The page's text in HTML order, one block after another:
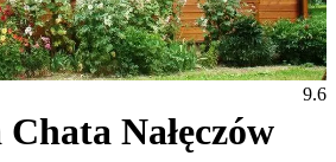
Nałęczów
9.6